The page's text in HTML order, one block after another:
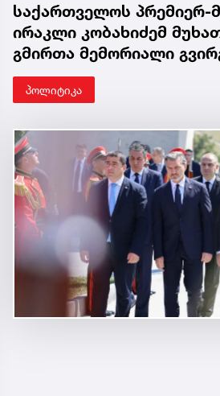
საქართველოს პრემიერ-
ირაკლი კობახიძემ
გმირთა მემორიალი
პოლიტიკა